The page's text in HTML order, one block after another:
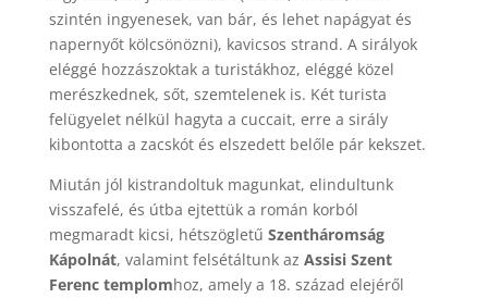
szintén ingyenesek, van bár, és lehet napágyat és
napernyőt kölcsönözni), kavicsos strand. A sirályok
eléggé hozzászoktak a turistákhoz, eléggé közel
merészkednek, sőt, szemtelenek is. Két turista
felügyelet nélkül hagyta a cuccait, erre a sirály
kibontotta a zacskót és elszedett belőle pár kekszet.
Miután jól kistrandoltuk magunkat, elindultunk
visszafelé, és útba ejtettük a román korból
megmaradt kicsi, hétszögletű Szentháromság
Kápolnát, valamint felsétáltunk az Assisi Szent
Ferenc templomhoz, amely a 18. század elejéről